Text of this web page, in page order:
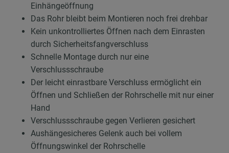
Einhängeöffnung
Das Rohr bleibt beim Montieren noch frei drehbar
Kein unkontrolliertes Öffnen nach dem Einrasten
durch Sicherheitsfangverschluss
Schnelle Montage durch nur eine
Verschlussschraube
Der leicht einrastbare Verschluss ermöglicht ein
Öffnen und Schließen der Rohrschelle mit nur einer
Hand
Verschlussschraube gegen Verlieren gesichert
Aushängesicheres Gelenk auch bei vollem
Öffnungswinkel der Rohrschelle